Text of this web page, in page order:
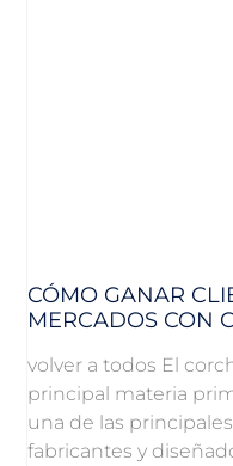
CÓMO GANAR
MERCADOS CON
volver a todos El
principal materia
una de las
fabricantes y